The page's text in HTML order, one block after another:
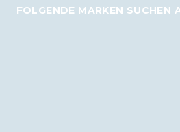
FOLGENDE MARKEN SUCHEN